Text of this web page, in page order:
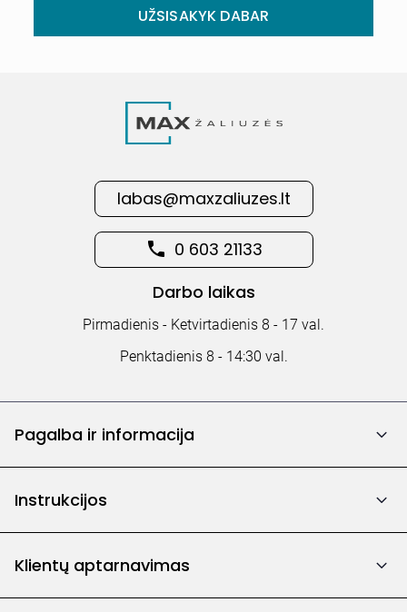
UŽSISAKYK DABAR
labas@maxzaliuzes.lt
0 603 21133
Darbo laikas
Pirmadienis - Ketvirtadienis 8 - 17 val.
Penktadienis 8 - 14:30 val.
Pagalba ir informacija
Instrukcijos
Klientų aptarnavimas